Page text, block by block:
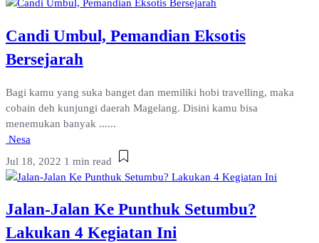
Candi Umbul, Pemandian Eksotis
Bersejarah
Bagi kamu yang suka banget dan memiliki hobi travelling, maka
cobain deh kunjungi daerah Magelang. Disini kamu bisa
menemukan banyak ......
Nesa
Jul 18, 2022 1 min read
Jalan-Jalan Ke Punthuk Setumbu?
Lakukan 4 Kegiatan Ini